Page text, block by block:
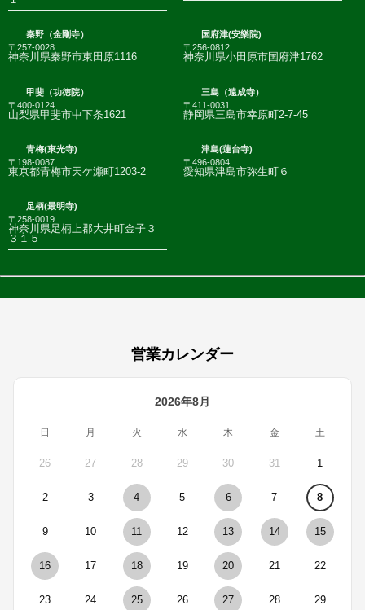
秦野（金剛寺）
〒257-0028
神奈川県秦野市東田原1116
国府津(安樂院)
〒256-0812
神奈川県小田原市国府津1762
甲斐（功徳院）
〒400-0124
山梨県甲斐市中下条1621
三島（遠成寺）
〒411-0031
静岡県三島市幸原町2-7-45
青梅(東光寺)
〒198-0087
東京都青梅市天ケ瀬町1203-2
津島(蓮台寺)
〒496-0804
愛知県津島市弥生町６
足柄(最明寺)
〒258-0019
神奈川県足柄上郡大井町金子３
３１５
営業カレンダー
2026年8月
日 月 火 水 木 金 土
26 27 28 29 30 31 1
2 3 4 5 6 7 8
9 10 11 12 13 14 15
16 17 18 19 20 21 22
23 24 25 26 27 28 29